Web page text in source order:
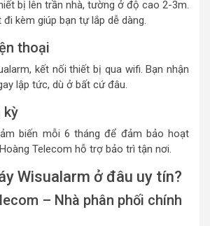
bị lên trần nhà, tường ở độ cao 2-3m.
kèm giúp bạn tự lắp dễ dàng.
thoại
kết nối thiết bị qua wifi. Bạn nhận
lập tức, dù ở bất cứ đâu.
kỳ
biến mỗi 6 tháng để đảm bảo hoạt
Telecom hỗ trợ bảo trì tận nơi.
Wisualarm ở đâu uy tín?
– Nhà phân phối chính